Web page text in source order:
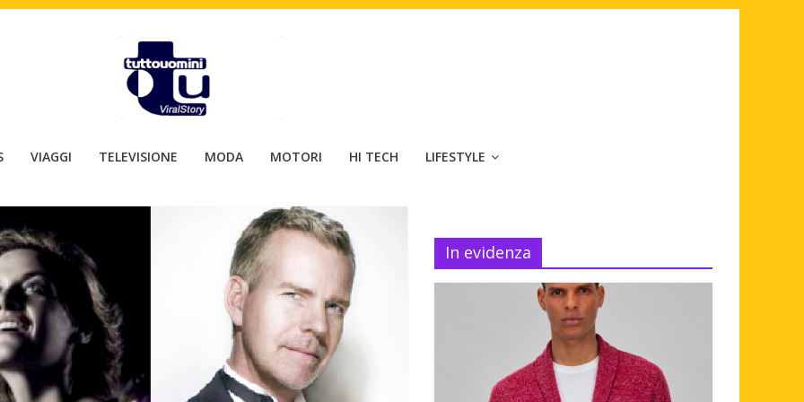
VIAGGI TELEVISIONE MODA MOTORI HI TECH LIFESTYLE
In evidenza